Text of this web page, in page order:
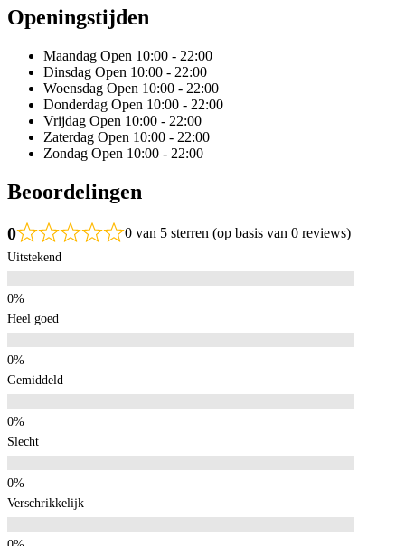
Openingstijden
Maandag Open 10:00 - 22:00
Dinsdag Open 10:00 - 22:00
Woensdag Open 10:00 - 22:00
Donderdag Open 10:00 - 22:00
Vrijdag Open 10:00 - 22:00
Zaterdag Open 10:00 - 22:00
Zondag Open 10:00 - 22:00
Beoordelingen
0 0 van 5 sterren (op basis van 0 reviews)
Uitstekend
Heel goed
Gemiddeld
Slecht
Verschrikkelijk